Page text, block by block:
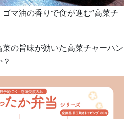
マ油の香りで食が進む”高菜チ
の旨味が効いた高菜チャーハン